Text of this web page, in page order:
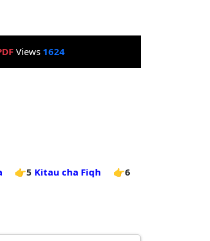
Views 1624
👉5 Kitau cha Fiqh
👉6